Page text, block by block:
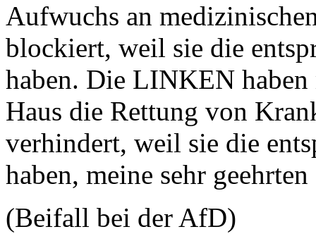
Aufwuchs an
blockiert, weil sie die
haben. Die LINKEN
Haus die Rettung von
verhindert, weil sie die
haben, meine sehr
(Beifall bei der AfD)